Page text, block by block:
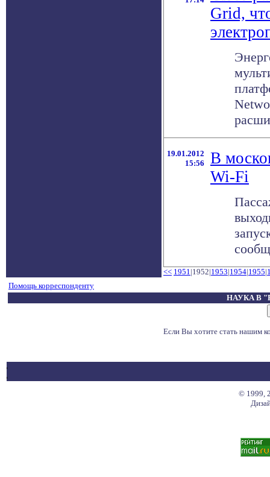
Grid,
19.01.2012
15:56
В
Wi-Fi
<< 1951|1952|1953|1954|1955|
Помощь корреспонденту
НАУКА В
Если Вы хотите стать нашим
© 1999,